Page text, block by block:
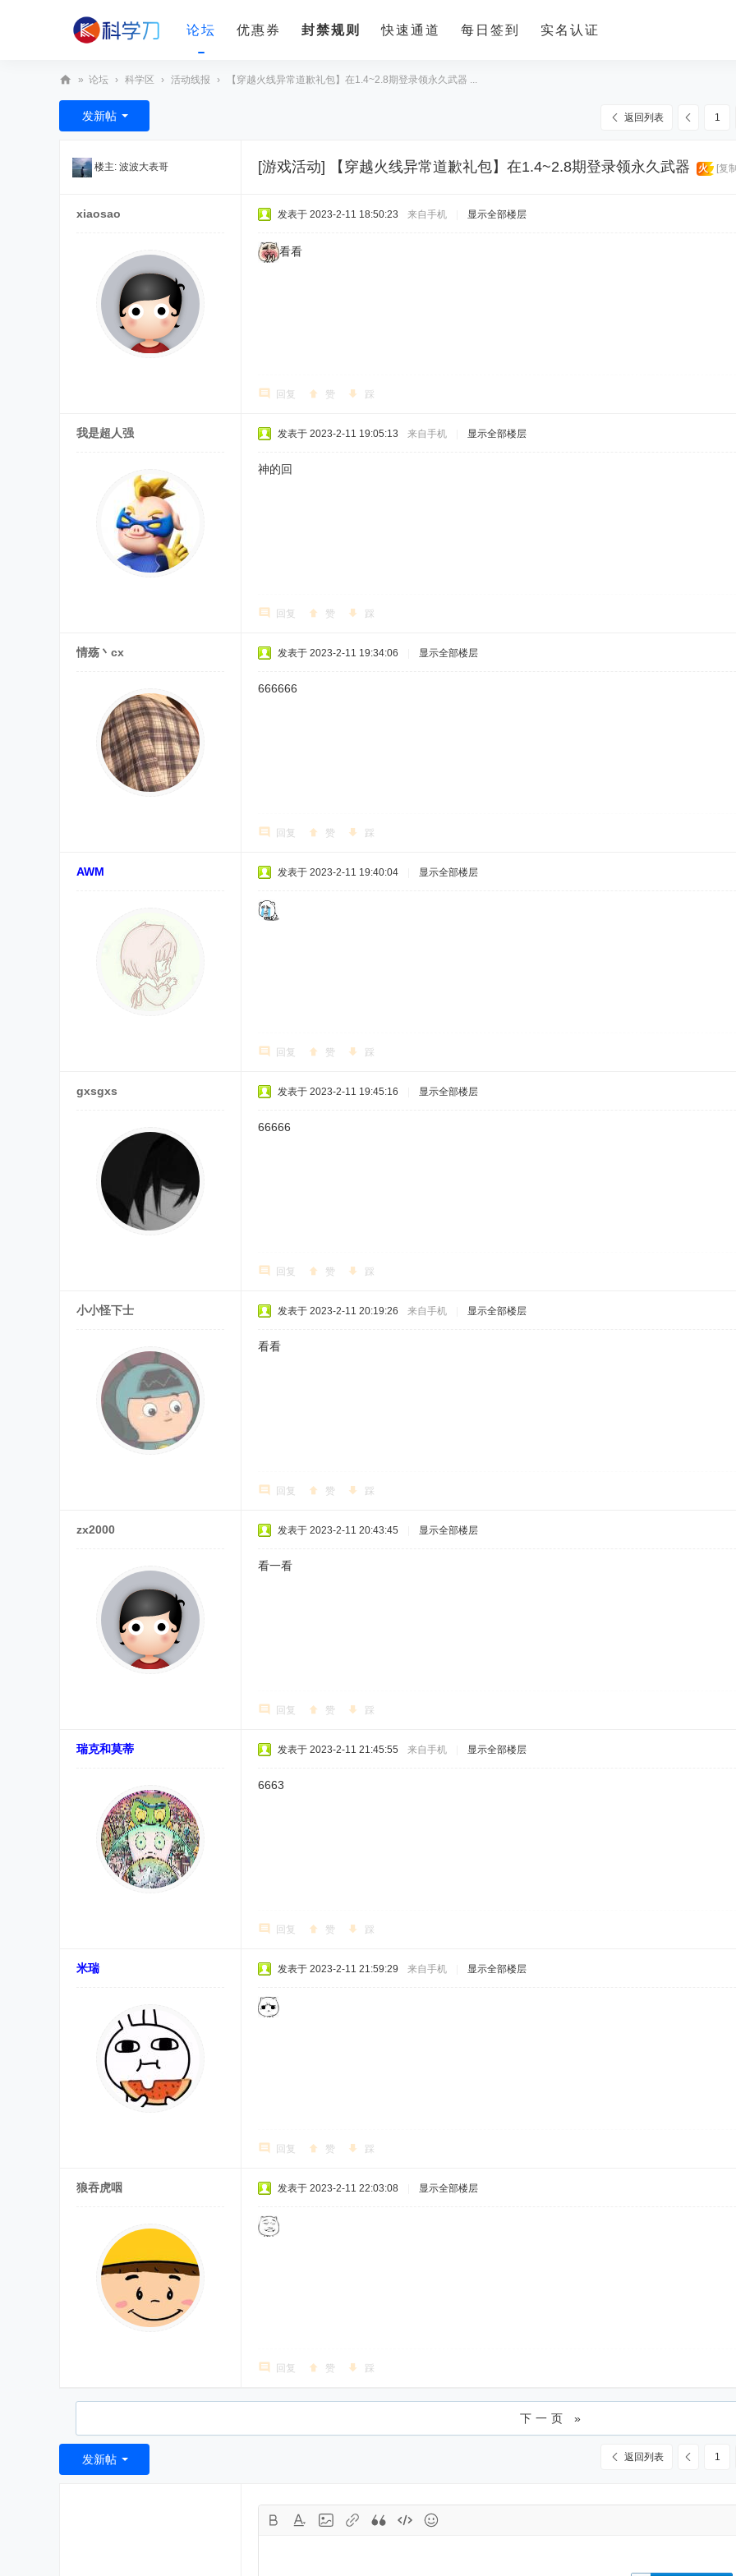
论坛 优惠券 封禁规则 快速通道 每日签到 实名认证
科
学
» 论坛 › 科学区 › 活动线报 › 【穿越火线异常道歉礼包】在1.4~2.8期登录领永久武器 ...
1
返回列表
发新帖
楼主: 波波大表哥 [游戏活动] 【穿越火线异常道歉礼包】在1.4~2.8期登录领永久武器 火 [复
xiaosao 发表于 2023-2-11 18:50:23 来自手机 显示全部楼层
看看
回复 赞 踩
我是超人强 发表于 2023-2-11 19:05:13 来自手机 显示全部楼层
神的回
回复 赞 踩
情殇丶cx 发表于 2023-2-11 19:34:06 显示全部楼层
666666
回复 赞 踩
AWM 发表于 2023-2-11 19:40:04 显示全部楼层
回复 赞 踩
gxsgxs 发表于 2023-2-11 19:45:16 显示全部楼层
66666
回复 赞 踩
小小怪下士 发表于 2023-2-11 20:19:26 来自手机 显示全部楼层
看看
回复 赞 踩
zx2000 发表于 2023-2-11 20:43:45 显示全部楼层
看一看
回复 赞 踩
瑞克和莫蒂 发表于 2023-2-11 21:45:55 来自手机 显示全部楼层
6663
回复 赞 踩
米瑞 发表于 2023-2-11 21:59:29 来自手机 显示全部楼层
回复 赞 踩
狼吞虎咽 发表于 2023-2-11 22:03:08 显示全部楼层
回复 赞 踩
下一页 »
1
返回列表
发新帖